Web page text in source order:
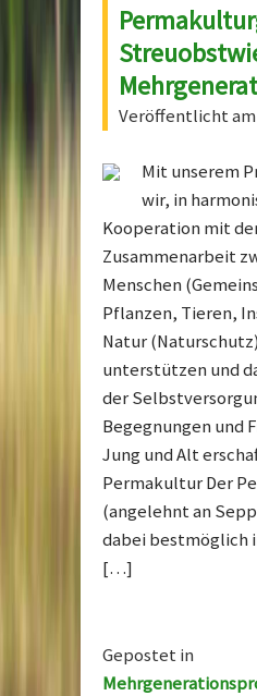
Veröffentlicht am
Mit unserem
wir, in
Kooperation mit
Zusammenarbeit
Menschen
Pflanzen, Tieren,
Natur
unterstützen und
der
Begegnungen und
Jung und Alt
Permakultur Der
(angelehnt an
dabei bestmöglich
[…]
Gepostet in